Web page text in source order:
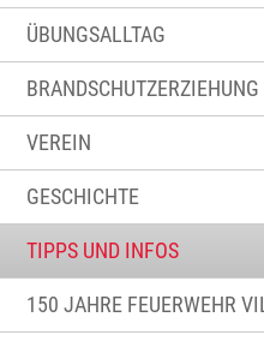
ÜBUNGSALLTAG
BRANDSCHUTZERZIEHUNG
VEREIN
GESCHICHTE
TIPPS UND INFOS
150 JAHRE FEUERWEHR